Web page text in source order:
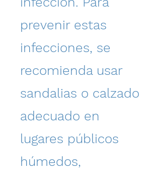
prevenir estas
infecciones, se
recomienda usar
sandalias o calzado
adecuado en
lugares públicos
húmedos,